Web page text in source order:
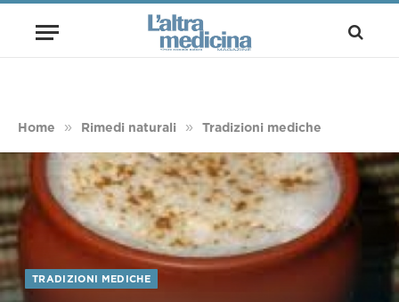
Home » Rimedi naturali » Tradizioni mediche
TRADIZIONI MEDICHE